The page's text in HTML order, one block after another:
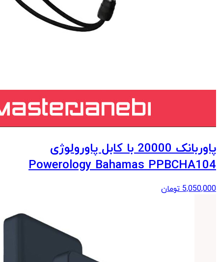
پاوربانک 20000 با کابل پاورولوژی
Powerology Bahamas PPBCHA104
5,050,000 تومان